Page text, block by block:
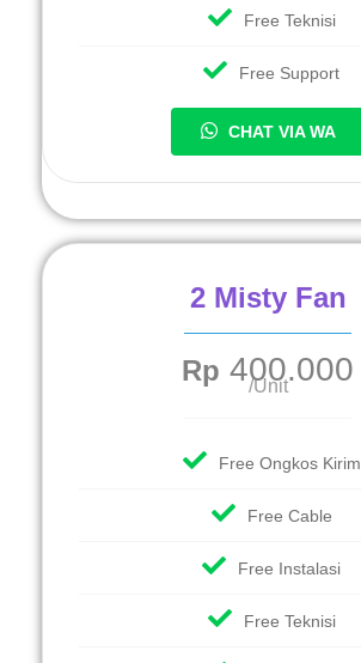
Free Teknisi
Free Support
CHAT VIA WA
2 Misty Fan
Rp 400.000
/Unit
Free Ongkos Kirim
Free Cable
Free Instalasi
Free Teknisi